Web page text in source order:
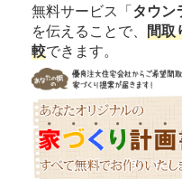
無料サービス「タウン
を伝えることで、 間取
較できます。